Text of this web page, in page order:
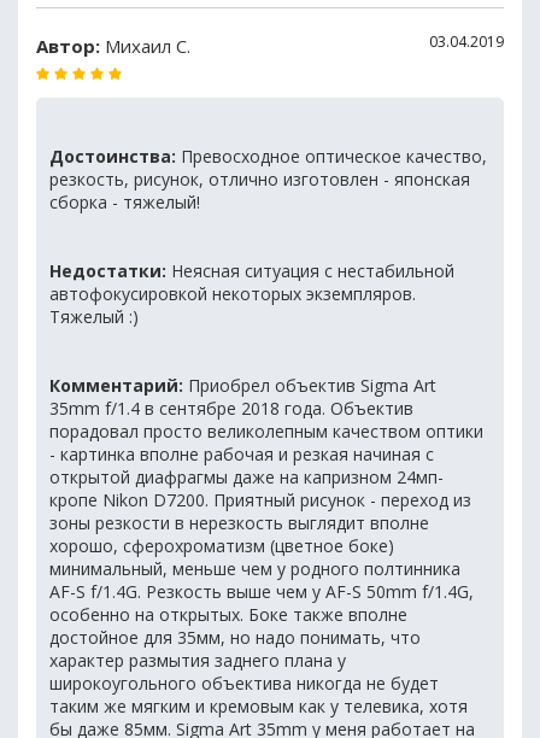
Автор: Михаил С. 03.04.2019
Достоинства: Превосходное оптическое качество,
резкость, рисунок, отлично изготовлен - японская
сборка - тяжелый!
Недостатки: Неясная ситуация с нестабильной
автофокусировкой некоторых экземпляров.
Тяжелый :)
Комментарий: Приобрел объектив Sigma Art
35mm f/1.4 в сентябре 2018 года. Объектив
порадовал просто великолепным качеством оптики
- картинка вполне рабочая и резкая начиная с
открытой диафрагмы даже на капризном 24мп-
кропе Nikon D7200. Приятный рисунок - переход из
зоны резкости в нерезкость выглядит вполне
хорошо, сферохроматизм (цветное боке)
минимальный, меньше чем у родного полтинника
AF-S f/1.4G. Резкость выше чем у AF-S 50mm f/1.4G,
особенно на открытых. Боке также вполне
достойное для 35мм, но надо понимать, что
характер размытия заднего плана у
широкоугольного объектива никогда не будет
таким же мягким и кремовым как у телевика, хотя
бы даже 85мм. Sigma Art 35mm у меня работает на